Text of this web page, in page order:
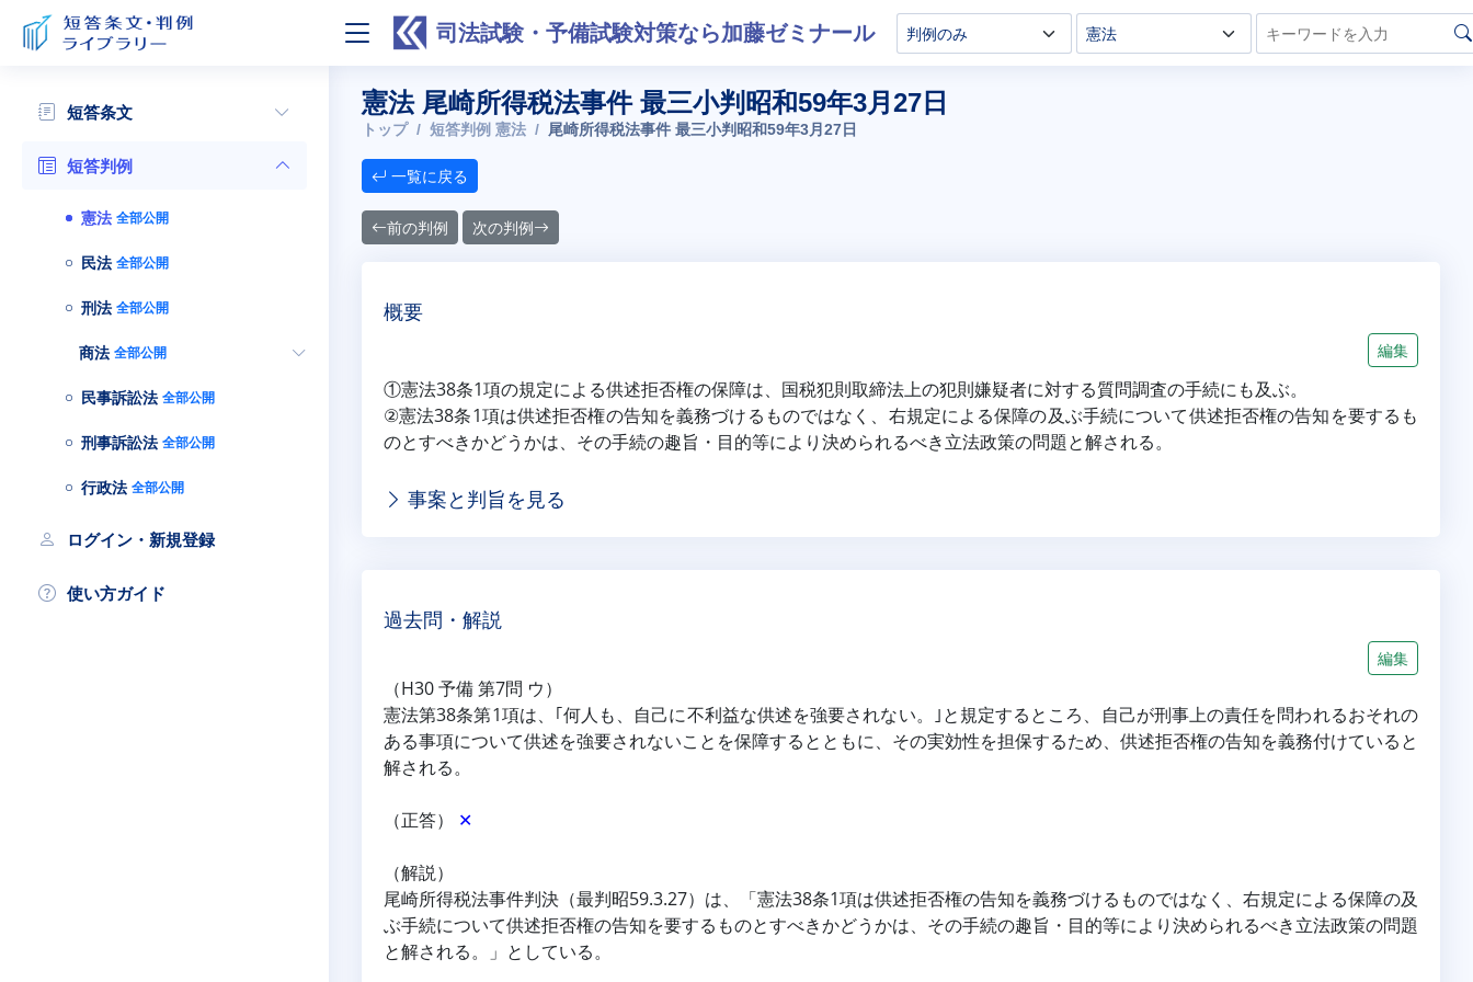
司法試験・予備試験対策なら加藤ゼミナール
短答条文
短答判例
憲法 全部公開
民法 全部公開
刑法 全部公開
商法 全部公開
民事訴訟法 全部公開
刑事訴訟法 全部公開
行政法 全部公開
ログイン・新規登録
使い方ガイド
憲法 尾崎所得税法事件 最三小判昭和59年3月27日
トップ 短答判例 憲法 尾崎所得税法事件 最三小判昭和59年3月27日
一覧に戻る
前の判例 次の判例
概要
編集
①憲法38条1項の規定による供述拒否権の保障は、国税犯則取締法上の犯則嫌疑者に対する質問調査の手続にも及ぶ。
②憲法38条1項は供述拒否権の告知を義務づけるものではなく、右規定による保障の及ぶ手続について供述拒否権の告知を要するも
のとすべきかどうかは、その手続の趣旨・目的等により決められるべき立法政策の問題と解される。
事案と判旨を見る
過去問・解説
編集
（H30 予備 第7問 ウ）
憲法第38条第1項は、｢何人も、自己に不利益な供述を強要されない。｣と規定するところ、自己が刑事上の責任を問われるおそれの
ある事項について供述を強要されないことを保障するとともに、その実効性を担保するため、供述拒否権の告知を義務付けていると
解される。
（正答） ✕
（解説）
尾崎所得税法事件判決（最判昭59.3.27）は、「憲法38条1項は供述拒否権の告知を義務づけるものではなく、右規定による保障の及
ぶ手続について供述拒否権の告知を要するものとすべきかどうかは、その手続の趣旨・目的等により決められるべき立法政策の問題
と解される。」としている。